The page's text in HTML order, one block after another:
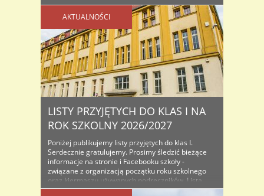
AKTUALNOŚCI
LISTY PRZYJĘTYCH DO KLAS I NA
ROK SZKOLNY 2026/2027
Poniżej publikujemy listy przyjętych do klas I.
Serdecznie gratulujemy. Prosimy śledzić bieżące
informacje na stronie i Facebooku szkoły -
związane z organizacją początku roku szkolnego
oraz kiermaszu używanych podręczników. Lista
osób przyjętych do klas I na rok szkolny...